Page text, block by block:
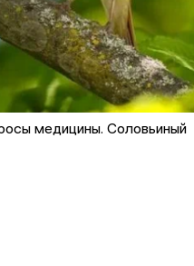
медицины. Соловьиный